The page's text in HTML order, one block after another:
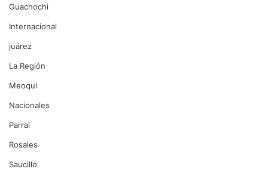
Guachochi
Internacional
juárez
La Región
Meoqui
Nacionales
Parral
Rosales
Saucillo